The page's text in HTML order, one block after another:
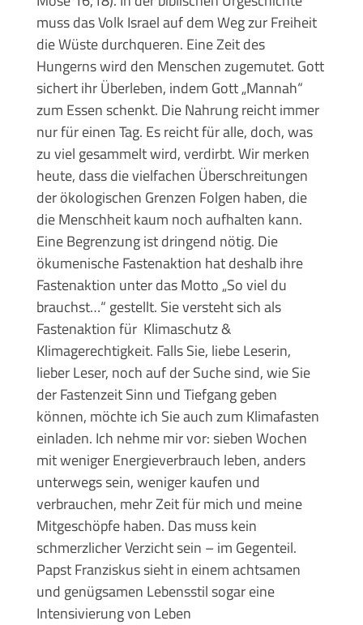
muss das Volk Israel auf dem Weg zur Freiheit
die Wüste durchqueren. Eine Zeit des
Hungerns wird den Menschen zugemutet. Gott
sichert ihr Überleben, indem Gott „Mannah“
zum Essen schenkt. Die Nahrung reicht immer
nur für einen Tag. Es reicht für alle, doch, was
zu viel gesammelt wird, verdirbt. Wir merken
heute, dass die vielfachen Überschreitungen
der ökologischen Grenzen Folgen haben, die
die Menschheit kaum noch aufhalten kann.
Eine Begrenzung ist dringend nötig. Die
ökumenische Fastenaktion hat deshalb ihre
Fastenaktion unter das Motto „So viel du
brauchst…“ gestellt. Sie versteht sich als
Fastenaktion für Klimaschutz &
Klimagerechtigkeit. Falls Sie, liebe Leserin,
lieber Leser, noch auf der Suche sind, wie Sie
der Fastenzeit Sinn und Tiefgang geben
können, möchte ich Sie auch zum Klimafasten
einladen. Ich nehme mir vor: sieben Wochen
mit weniger Energieverbrauch leben, anders
unterwegs sein, weniger kaufen und
verbrauchen, mehr Zeit für mich und meine
Mitgeschöpfe haben. Das muss kein
schmerzlicher Verzicht sein – im Gegenteil.
Papst Franziskus sieht in einem achtsamen
und genügsamen Lebensstil sogar eine
Intensivierung von Leben